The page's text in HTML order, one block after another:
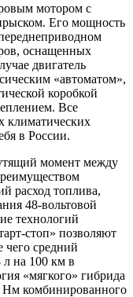
мотором с
Его мощность
оснащенных
двигатель
«автоматом»,
коробкой
Все
климатических
в России.
момент между
расход топлива,
48-вольтовой
технологий
стоп» позволяют
чего средний
л на 100 км в
«мягкого» гибрида
Нм комбинированного